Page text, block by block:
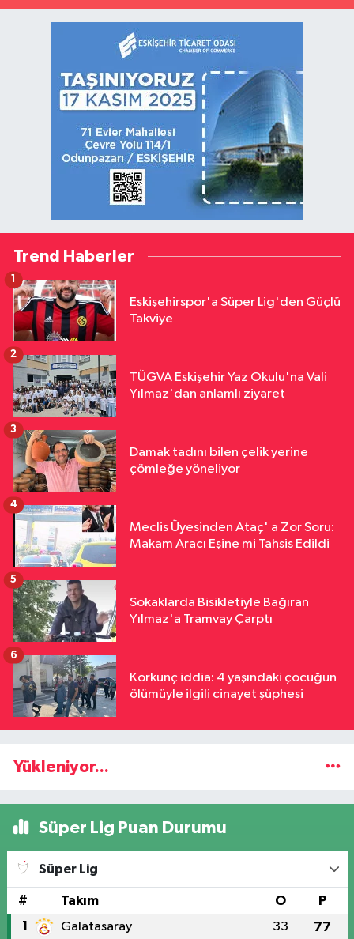
Trend Haberler
Eskişehirspor'a Süper Lig'den Güçlü
Takviye
1
TÜGVA Eskişehir Yaz Okulu'na Vali
Yılmaz'dan anlamlı ziyaret
2
Damak tadını bilen çelik yerine
çömleğe yöneliyor
3
Meclis Üyesinden Ataç' a Zor Soru:
Makam Aracı Eşine mi Tahsis Edildi
4
Sokaklarda Bisikletiyle Bağıran
Yılmaz'a Tramvay Çarptı
5
Korkunç iddia: 4 yaşındaki çocuğun
ölümüyle ilgili cinayet şüphesi
6
Yükleniyor...
Süper Lig Puan Durumu
Süper Lig
# Takım O P
1 Galatasaray 33 77